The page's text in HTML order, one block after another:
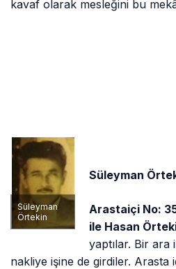
kavaf olarak mesleğini bu
Süleyman
Örtekin
Süleyman
Arastaiçi No:
ile Hasan
yaptılar. Bir
nakliye işine de girdiler. Arasta